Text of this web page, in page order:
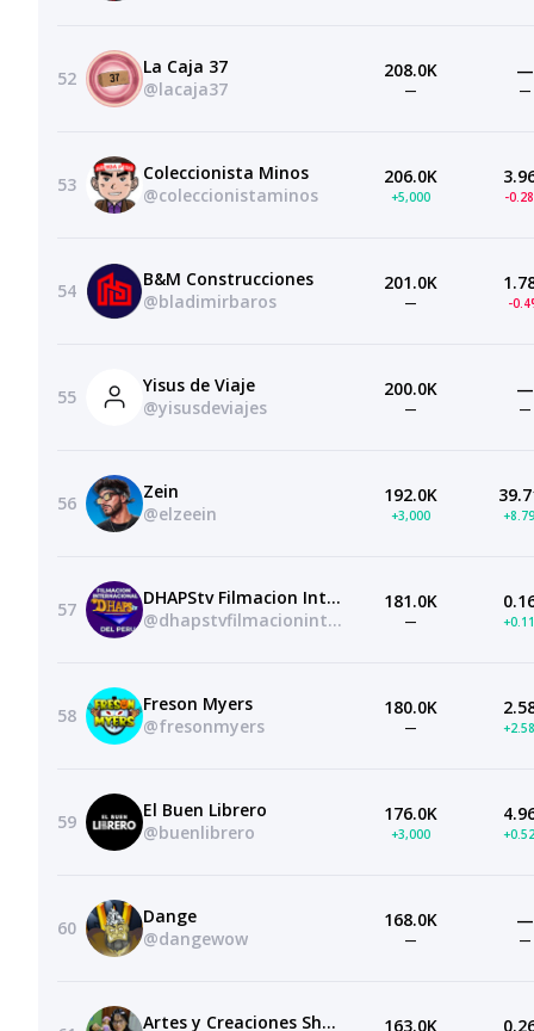
52
La Caja 37
@lacaja37
208.0K
—
—
—
53
Coleccionista Minos
@coleccionistaminos
206.0K
+5,000 -
54
B&M Construcciones
@bladimirbaros
201.0K
— -
55
Yisus de Viaje
@yisusdeviajes
200.0K
—
—
—
56
Zein
@elzeein
192.0K
+3,000
57
DHAPStv Filmacion Internacional
@dhapstvfilmacioninternacional
181.0K
—
58
Freson Myers
@fresonmyers
180.0K
—
59
El Buen Librero
@buenlibrero
176.0K
+3,000
60
Dange
@dangewow
168.0K
—
—
—
Artes y Creaciones Shantal
163.0K